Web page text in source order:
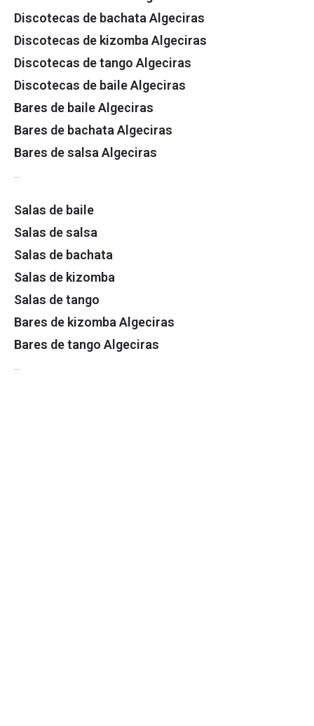
Discotecas de bachata Algeciras
Discotecas de kizomba Algeciras
Discotecas de tango Algeciras
Discotecas de baile Algeciras
Bares de baile Algeciras
Bares de bachata Algeciras
Bares de salsa Algeciras
Salas de baile
Salas de salsa
Salas de bachata
Salas de kizomba
Salas de tango
Bares de kizomba Algeciras
Bares de tango Algeciras